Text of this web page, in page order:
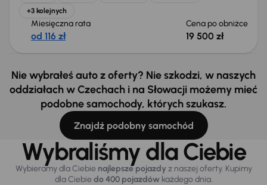
+3 kolejnych
Miesięczna rata
od 116 zł
Cena po obniżce
19 500 zł
Nie wybrałeś auto z oferty? Nie szkodzi, w naszych
oddziałach w Czechach i na Słowacji możemy mieć
podobne samochody, których szukasz.
Znajdź podobny samochód
Wybraliśmy dla Ciebie
Wybieramy dla Ciebie najlepsze pojazdy z naszej oferty. Kupimy
dla Ciebiedo 400 pojazdówkażdego dnia.